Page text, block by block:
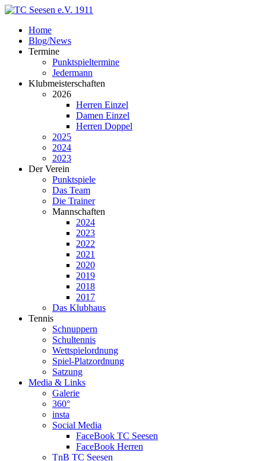
Home
Blog/News
Termine
Punktspieltermine
Jedermann
Klubmeisterschaften
2026
Herren Einzel
Damen Einzel
Herren Doppel
2025
2024
2023
Der Verein
Punktspiele
Das Team
Die Trainer
Mannschaften
2024
2023
2022
2021
2020
2019
2018
2017
Das Klubhaus
Tennis
Schnuppern
Schultennis
Wettspielordnung
Spiel-Platzordnung
Satzung
Media & Links
Galerie
360°
insta
Social Media
FaceBook TC Seesen
FaceBook Herren
TnB TC Seesen